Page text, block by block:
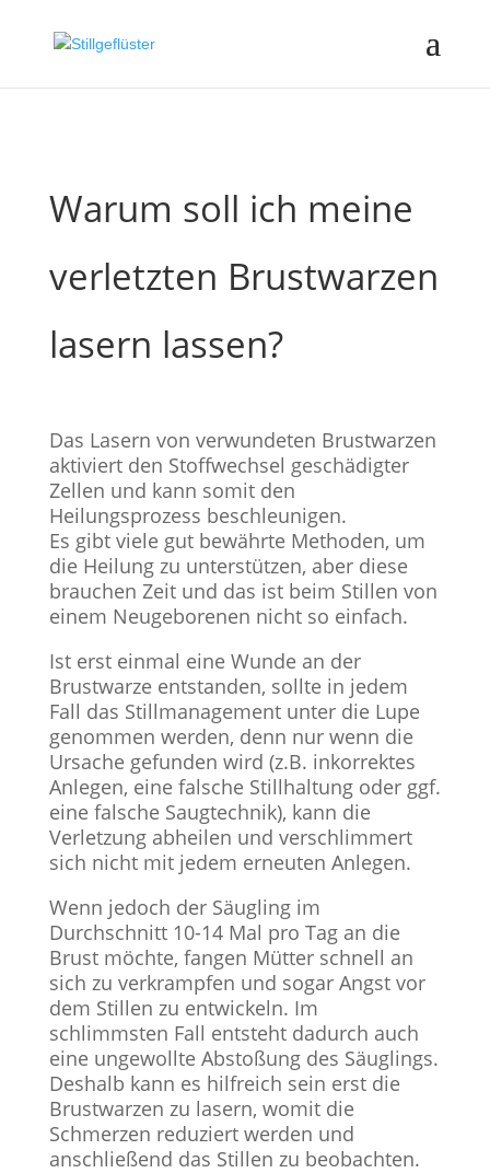
Warum soll ich meine
verletzten Brustwarzen
lasern lassen?
Das Lasern von verwundeten Brustwarzen
aktiviert den Stoffwechsel geschädigter
Zellen und kann somit den
Heilungsprozess beschleunigen.
Es gibt viele gut bewährte Methoden, um
die Heilung zu unterstützen, aber diese
brauchen Zeit und das ist beim Stillen von
einem Neugeborenen nicht so einfach.
Ist erst einmal eine Wunde an der
Brustwarze entstanden, sollte in jedem
Fall das Stillmanagement unter die Lupe
genommen werden, denn nur wenn die
Ursache gefunden wird (z.B. inkorrektes
Anlegen, eine falsche Stillhaltung oder ggf.
eine falsche Saugtechnik), kann die
Verletzung abheilen und verschlimmert
sich nicht mit jedem erneuten Anlegen.
Wenn jedoch der Säugling im
Durchschnitt 10-14 Mal pro Tag an die
Brust möchte, fangen Mütter schnell an
sich zu verkrampfen und sogar Angst vor
dem Stillen zu entwickeln. Im
schlimmsten Fall entsteht dadurch auch
eine ungewollte Abstoßung des Säuglings.
Deshalb kann es hilfreich sein erst die
Brustwarzen zu lasern, womit die
Schmerzen reduziert werden und
anschließend das Stillen zu beobachten.